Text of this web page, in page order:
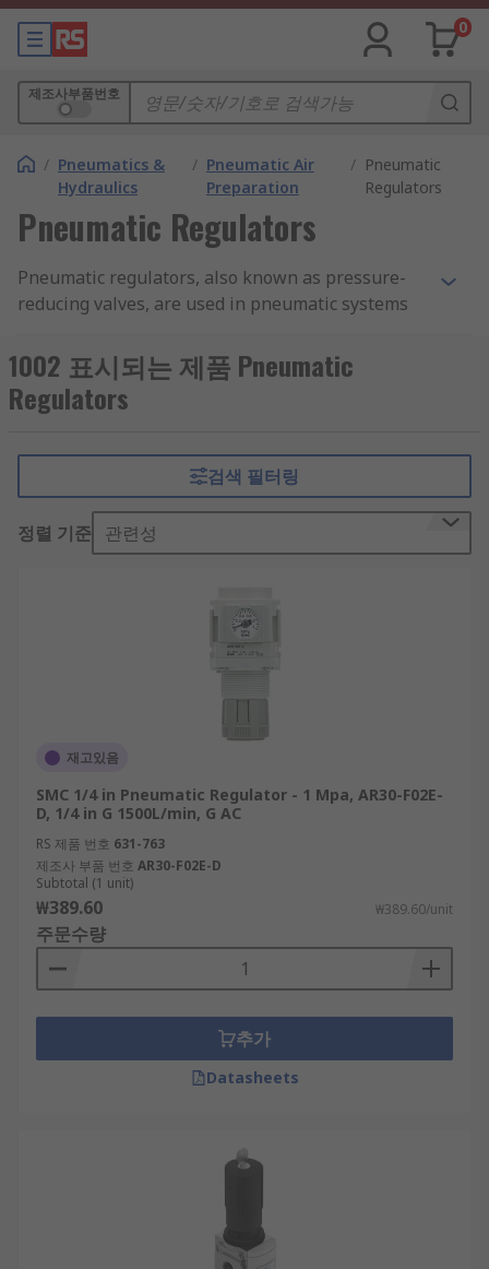
0
제조사부품번호
/ Pneumatics &
Hydraulics
/ Pneumatic Air
Preparation
/ Pneumatic
Regulators
Pneumatic Regulators
Pneumatic regulators, also known as pressure-
reducing valves, are used in pneumatic systems
commonly used in
pneumatic air compressors
Pneumatic regulators can provide a quick
response and accurate pressure regulation for
preparation applications. They make sure that
compressed air in a pneumatic system is not
How does a pneumatic regulator work?
Pneumatic regulators maintain output pressure
by automatically cutting off the flow of a gas or
liquid when it’s at a certain pressure. Most
regulators use simple wire coil springs to control
When installing a pressure regulator, it's
important to choose one that is appropriately
sized for your particular system. If it's too large it
will increase air usage and waste energy. So
ensuring the proper sizing and setting of your
pressure regulator is crucial for efficient air
consumption.
Where are pneumatic regulators used?
Pneumatic regulators are found in many common
home and industrial applications, including
heating furnaces and gas grills as well as in
the case when dealing with gas.
Things to consider when choosing a
1002 표시되는 제품 Pneumatic
Regulators
검색 필터링
정렬 기준 관련성
재고있음
SMC 1/4 in Pneumatic Regulator - 1 Mpa, AR30-F02E-
D, 1/4 in G 1500L/min, G AC
RS 제품 번호 631-763
제조사 부품 번호 AR30-F02E-D
Subtotal (1 unit)
₩389.60 ₩389.60/unit
주문수량
추가
Datasheets